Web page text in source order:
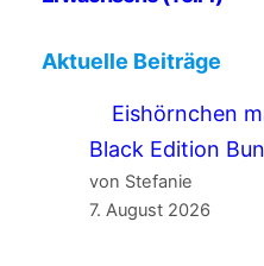
Aktuelle Beiträge
Eishörnchen
Black Edition
von Stefanie
7. August 2026